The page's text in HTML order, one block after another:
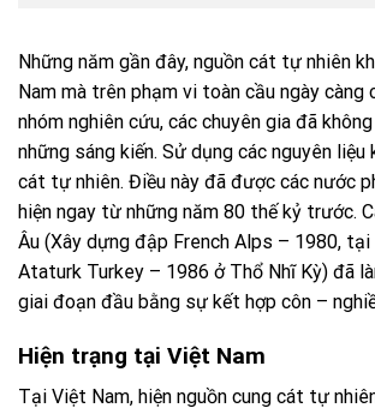
Những năm gần đây, nguồn cát tự nhiên
Nam mà trên phạm vi toàn cầu ngày càng
nhóm nghiên cứu, các chuyên gia đã
những sáng kiến. Sử dụng các nguyên
cát tự nhiên. Điều này đã được các nước
hiện ngay từ những năm 80 thế kỷ trước.
Âu (Xây dựng đập French Alps – 1980, tại
Ataturk Turkey – 1986 ở Thổ Nhĩ Kỳ) đã
giai đoạn đầu bằng sự kết hợp côn –
Hiện trạng tại Việt Nam
Tại Việt Nam, hiện nguồn cung cát tự